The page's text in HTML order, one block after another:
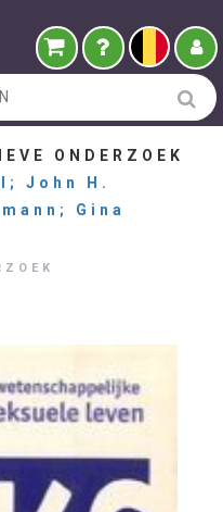
ONDERZOEK
John H.
Gina